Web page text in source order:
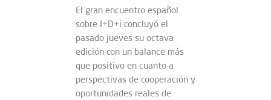
El gran encuentro español
sobre I+D+i concluyó el
pasado jueves su octava
edición con un balance más
que positivo en cuanto a
perspectivas de cooperación y
oportunidades reales de